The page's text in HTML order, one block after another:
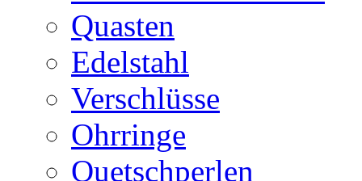
Quasten
Edelstahl
Verschlüsse
Ohrringe
Quetschperlen